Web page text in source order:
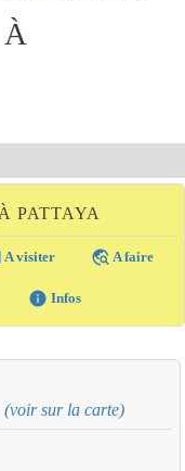
PATTAYA
A visiter travel_explore A faire
info Infos
(voir sur la carte)